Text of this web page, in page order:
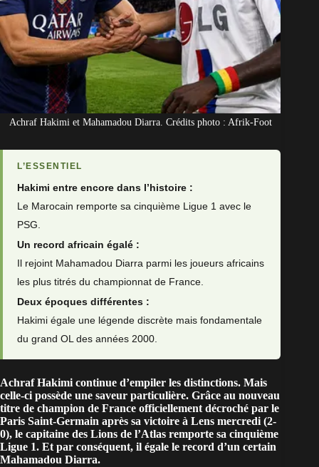
Achraf Hakimi et Mahamadou Diarra. Crédits photo : Afrik-Foot
L’ESSENTIEL
Hakimi entre encore dans l’histoire :
Le Marocain remporte sa cinquième Ligue 1 avec le
PSG.
Un record africain égalé :
Il rejoint Mahamadou Diarra parmi les joueurs africains
les plus titrés du championnat de France.
Deux époques différentes :
Hakimi égale une légende discrète mais fondamentale
du grand OL des années 2000.
Achraf Hakimi continue d’empiler les distinctions. Mais
celle-ci possède une saveur particulière. Grâce au nouveau
titre de champion de France officiellement décroché par le
Paris Saint-Germain après sa victoire à Lens mercredi (2-
0), le capitaine des Lions de l’Atlas remporte sa cinquième
Ligue 1. Et par conséquent, il égale le record d’un certain
Mahamadou Diarra.